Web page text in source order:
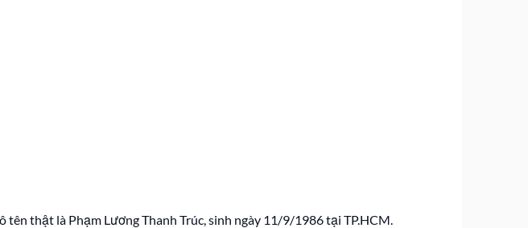
tên thật là Phạm Lương Thanh Trúc, sinh ngày 11/9/1986 tại TP.HCM.